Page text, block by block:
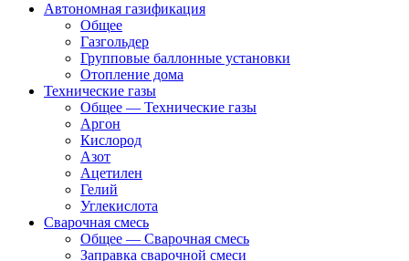
Автономная газификация
Общее
Газгольдер
Групповые баллонные установки
Отопление дома
Технические газы
Общее — Технические газы
Аргон
Кислород
Азот
Ацетилен
Гелий
Углекислота
Сварочная смесь
Общее — Сварочная смесь
Заправка сварочной смеси